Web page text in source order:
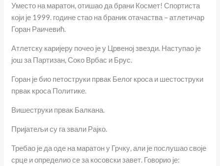
Уместо на маратон, отишао да брани Космет! Спортиста
који је 1999. године стао на браник отачаства – атлетичар
Горан Раичевић.
Атлетску каријеру почео је у Црвеној звезди. Наступао је
још за Партизан, Соко Врбас и Брус.
Горан је био петоструки првак Белог кроса и шестоструки
првак кроса Политике.
Вишеструки првак Балкана.
Пријатељи су га звали Рајко.
Требао је да оде на маратон у Грчку, али је послушао своје
срце и определио се за косовски завет. Говорио је: